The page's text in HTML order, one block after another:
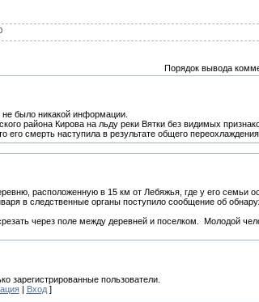
Порядок вывода
было никакой информации.
района Кирова на льду реки Вятки без видимых
смерть наступила в результате общего переохлаждения
расположенную в 15 км от Лебяжья, где у его семьи
в следственные органы поступило сообщение об
через поле между деревней и поселком. Молодой
зарегистрированные пользователи.
| Вход]